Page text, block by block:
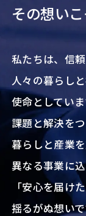
その想い
私たちは、信頼
人々の暮らし
使命としていま
課題と解決を
暮らしと産業
異なる事業に
「安心を届け
揺るがぬ想い